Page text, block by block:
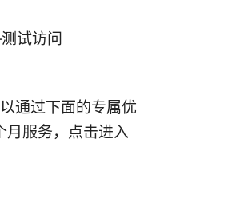
试访问
通过下面的专属优
月服务，点击进入